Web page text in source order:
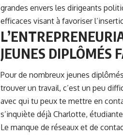
grandes envers les dirigeants
efficaces visant à favoriser
JEUNES DIPLÔMÉS
Pour de nombreux jeunes
trouver un travail, c’est un peu
avec qui tu peux te mettre en
s’inquiète déjà Charlotte,
Le manque de réseaux et de